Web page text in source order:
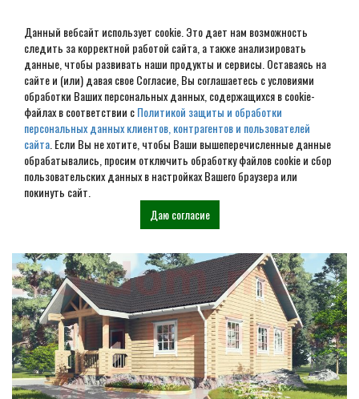
Данный вебсайт использует cookie. Это дает нам возможность
следить за корректной работой сайта, а также анализировать
данные, чтобы развивать наши продукты и сервисы. Оставаясь на
сайте и (или) давая свое Согласие, Вы соглашаетесь с условиями
обработки Ваших персональных данных, содержащихся в cookie-
файлах в соответствии сПолитикой защиты и обработки
персональных данных клиентов, контрагентов и пользователей
сайта . Если Вы не хотите, чтобы Ваши вышеперечисленные данные
обрабатывались, просим отключить обработку файлов cookie и сбор
пользовательских данных в настройках Вашего браузера или
покинуть сайт.
Даю согласие
Строительство домов под
усадку в Волоте
Наши проекты